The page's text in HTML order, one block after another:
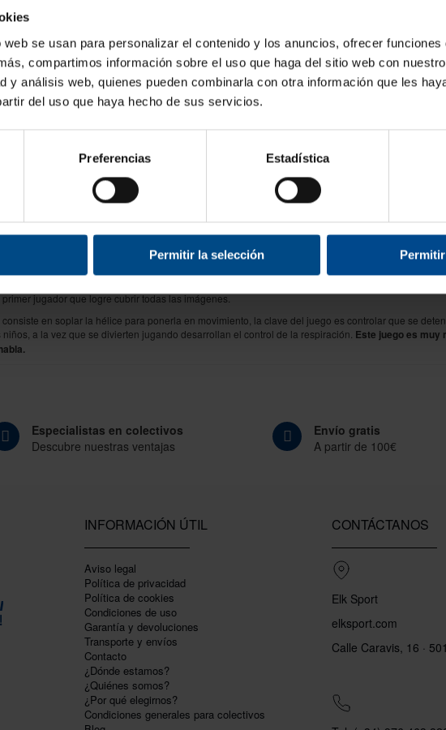
se usan para personalizar el contenido y los anuncios, ofrecer funciones
compartimos información sobre el uso que haga del sitio web con
y análisis web, quienes pueden combinarla con otra información que les
del uso que haya hecho de sus servicios.
Preferencias Estadística
Permitir la selección
15,96 €
€
-11 %
de Elk Sport ponemos a tu disposiciónjuegos para el desarrollo del control respiratorio y los
el trabajo de niños con trastornos del habla.
. El juego está formado por nueve hoyos cada uno con
jugador que logre cubrir todas las imágenes.
en soplar la hélice para ponerla en movimiento, la clave del juego es controlar que se
a la vez que se divierten jugando desarrollan el control de la respiración. Este juego es muy
Especialistas en colectivos
Descubre nuestras ventajas
Envío gratis
A partir de 100€
INFORMACIÓN ÚTIL
Aviso legal
Política de privacidad
Polí­tica de cookies
Condiciones de uso
Garantí­a y devoluciones
Transporte y envíos
Contacto
¿Dónde estamos?
¿Quiénes somos?
¿Por qué elegirnos?
Condiciones generales para colectivos
CONTÁCTANOS
Elk Sport
elksport.com
Calle Caravis, 16 ·